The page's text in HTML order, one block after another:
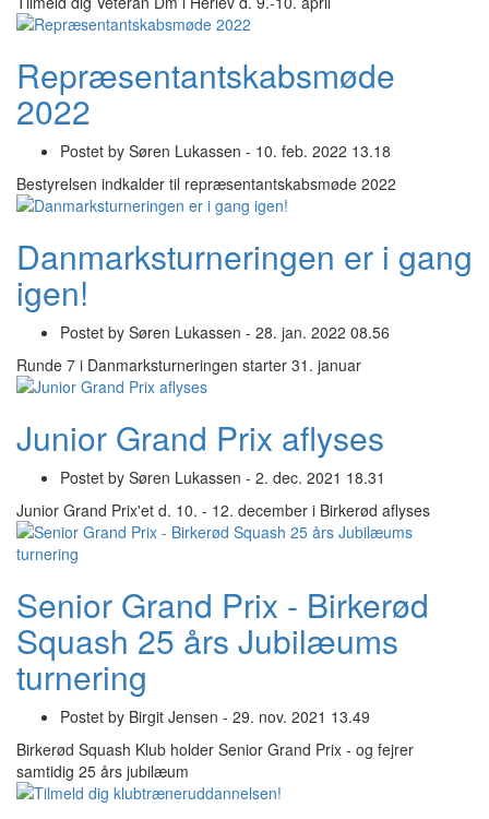
Repræsentantskabsmøde
2022
Postet by Søren Lukassen - 10. feb. 2022 13.18
Bestyrelsen indkalder til repræsentantskabsmøde 2022
Danmarksturneringen er i gang
igen!
Postet by Søren Lukassen - 28. jan. 2022 08.56
Runde 7 i Danmarksturneringen starter 31. januar
Junior Grand Prix aflyses
Postet by Søren Lukassen - 2. dec. 2021 18.31
Junior Grand Prix'et d. 10. - 12. december i Birkerød aflyses
Senior Grand Prix - Birkerød
Squash 25 års Jubilæums
turnering
Postet by Birgit Jensen - 29. nov. 2021 13.49
Birkerød Squash Klub holder Senior Grand Prix - og fejrer
samtidig 25 års jubilæum